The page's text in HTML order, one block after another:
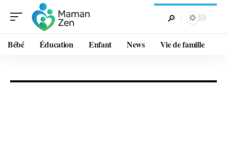
Bébé Éducation Enfant News Vie de famille